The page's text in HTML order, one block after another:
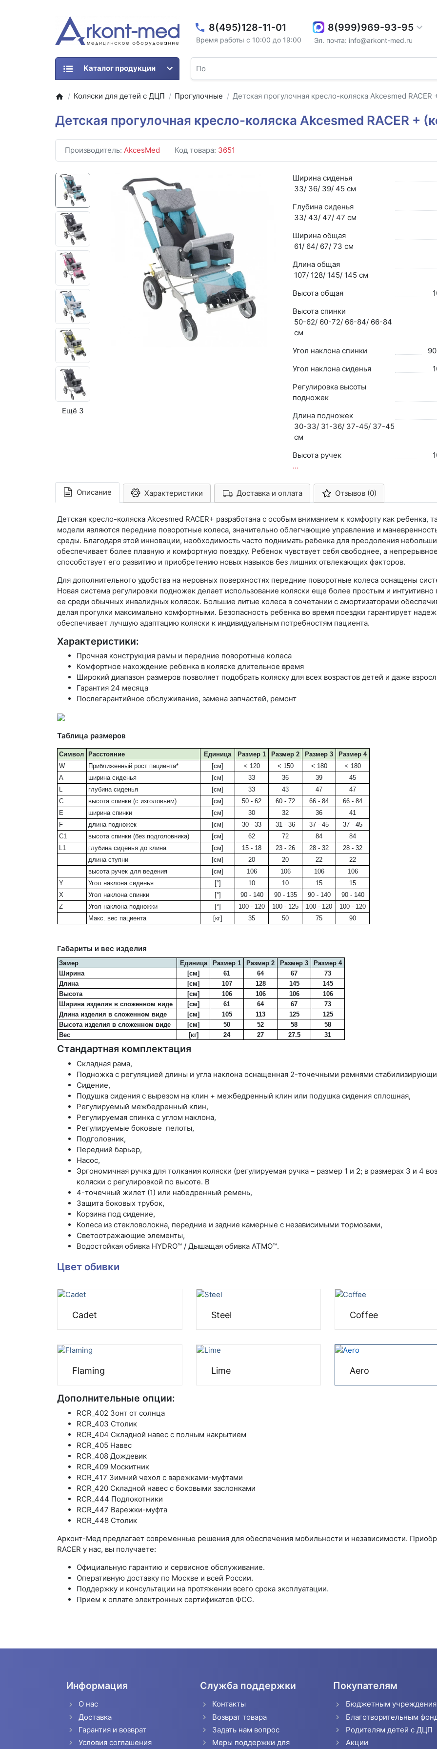
8(495)128-11-01
Время работы с 10:00 до 19:00
8(999)969-93-95
Эл. почта: info@arkont-med.ru
Каталог продукции
Коляски для детей с ДЦП Прогулочные Детская прогулочная кресло-коляска Akcesmed
Детская прогулочная кресло-коляска Akcesmed RACER +
Производитель: AkcesMed Код товара: 3651
Ещё 3
Ширина сиденья
33/ 36/ 39/ 45 см
Глубина сиденья
33/ 43/ 47/ 47 см
Ширина общая
61/ 64/ 67/ 73 см
Длина общая
107/ 128/ 145/ 145 см
Высота общая
Высота спинки
50-62/ 60-72/ 66-84/ 66-84
см
Угол наклона спинки
Угол наклона сиденья
Регулировка высоты
подножек
Длина подножек
30-33/ 31-36/ 37-45/ 37-45
см
Высота ручек
...
Описание Характеристики Арконт-Мед Доставка и оплата Отзывов (0)
Детская кресло-коляска Akcesmed RACER+ разработана с особым вниманием к комфорту как ребенка,
модели являются передние поворотные колеса, значительно облегчающие управление и
среды. Благодаря этой инновации, необходимость часто поднимать ребенка для преодоления
обеспечивает более плавную и комфортную поездку. Ребенок чувствует себя свободнее, а
способствует его развитию и приобретению новых навыков без лишних отвлекающих факторов.
Для дополнительного удобства на неровных поверхностях передние поворотные колеса оснащены
Новая система регулировки подножек делает использование коляски еще более простым и
ее среди обычных инвалидных колясок. Большие литые колеса в сочетании с амортизаторами
делая прогулки максимально комфортными. Безопасность ребенка во время поездки гарантирует
обеспечивает лучшую адаптацию коляски к индивидуальным потребностям пациента.
Характеристики:
Прочная конструкция рамы и передние поворотные колеса
Комфортное нахождение ребенка в коляске длительное время
Широкий диапазон размеров позволяет подобрать коляску для всех возрастов детей и даже
Гарантия 24 месяца
Послегарантийное обслуживание, замена запчастей, ремонт
Таблица размеров
Символ Расстояние Единица Размер 1 Размер 2 Размер 3
Размер 4
W
Приближенный рост пациента* [см] < 120 < 150 < 180
< 180
A
ширина сиденья [см] 33 36 39
45
L
глубина сиденья [см] 33 43 47
47
C
высота спинки (с изголовьем) [см] 50 - 62 60 - 72 66 - 84
66 - 84
E
ширина спинки [см] 30 32 36
41
F
длина подножек [см] 30 - 33 31 - 36 37 - 45
37 - 45
C1
высота спинки (без подголовника) [см] 62 72 84
84
L1
глубина сиденья до клина [см] 15 - 18 23 - 26 28 - 32
28 - 32
длина ступни
[см] 20 20 22
22
высота ручек для ведения
[см] 106 106 106
106
Y
Угол наклона сиденья [°] 10 10 15
15
X
Угол наклона спинки [°] 90 - 140 90 - 135 90 - 140
90 - 140
Z
Угол наклона подножки [°] 100 - 120 100 - 125 100 - 120
100 - 120
Макс. вес пациента
[кг] 35 50 75 90
Габариты и вес изделия
Замер Единица Размер 1 Размер 2 Размер 3
Размер 4
Ширина
[см] 61 64 67
73
Длина
[см] 107 128 145
145
Высота
[см] 106 106 106
106
Ширина изделия в сложенном виде
[см] 61 64 67
73
Длина изделия в сложенном виде
[см] 105 113 125
125
Высота изделия в сложенном виде
[см] 50 52 58
58
Вес
[кг] 24 27 27.5 31
Стандартная комплектация
Складная рама,
Подножка с регуляцией длины и угла наклона оснащенная 2-точечными ремнями
Сидение,
Подушка сидения с вырезом на клин + межбедренный клин или подушка сидения сплошная,
Pегулируемый межбедренный клин,
Регулируемая спинка с углом наклона,
Pегулируемые боковые пелоты,
Подголовник,
Передний барьер,
Насос,
Эргономичная ручка для толкания коляски (регулируемая ручка – размер 1 и 2; в размерах 3 и 4
коляски с регулировкой по высоте. В
4-точечный жилет (1) или набедренный ремень,
Защита боковых трубок,
Корзина под сидение,
Колеса из стекловолокна, передние и задние камерные с независимыми тормозами,
Светоотражающие элементы,
Водостойкая обивка HYDRO™ / Дышащая обивка ATMO™.
Цвет обивки
Cadet Steel Coffee
Flaming Lime Aero
Дополнительные опции:
RCR_402 Зонт от солнца
RCR_403 Столик
RCR_404 Складной навес с полным накрытием
RCR_405 Навес
RCR_408 Дождевик
RCR_409 Москитник
RCR_417 Зимний чехол с варежками-муфтами
RCR_420 Складной навес с боковыми заслонками
RCR_444 Подлокотники
RCR_447 Варежки-муфта
RCR_448 Столик
Арконт-Мед предлагает современные решения для обеспечения мобильности и независимости.
RACER у нас, вы получаете:
Официальную гарантию и сервисное обслуживание.
Оперативную доставку по Москве и всей России.
Поддержку и консультации на протяжении всего срока эксплуатации.
Прием к оплате электронных сертификатов ФСС.
Информация
О нас
Доставка
Гарантия и возврат
Условия соглашения
Служба поддержки
Контакты
Возврат товара
Задать нам вопрос
Меры поддержки для
Покупателям
Бюджетным
Благотворительным
Родителям детей с ДЦП
Акции